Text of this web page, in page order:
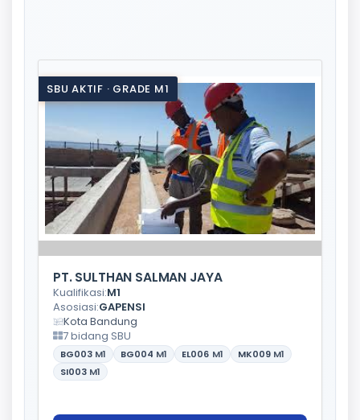
SBU AKTIF · GRADE M1
PT. SULTHAN SALMAN JAYA
Kualifikasi:M1
Asosiasi:GAPENSI
Kota Bandung
7 bidang SBU
BG003 M1 BG004 M1 EL006 M1 MK009 M1
SI003 M1